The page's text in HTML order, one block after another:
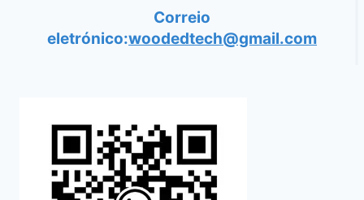
Correio
eletrónico:woodedtech@gmail.com